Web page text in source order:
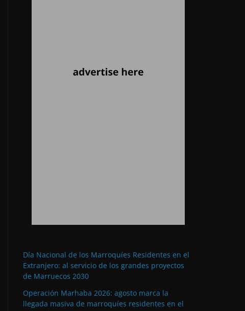
Día Nacional de los Marroquíes Residentes en el
Extranjero: al servicio de los grandes proyectos
de Marruecos 2030
Operación Marhaba 2026: agosto marca la
llegada masiva de marroquíes residentes en el